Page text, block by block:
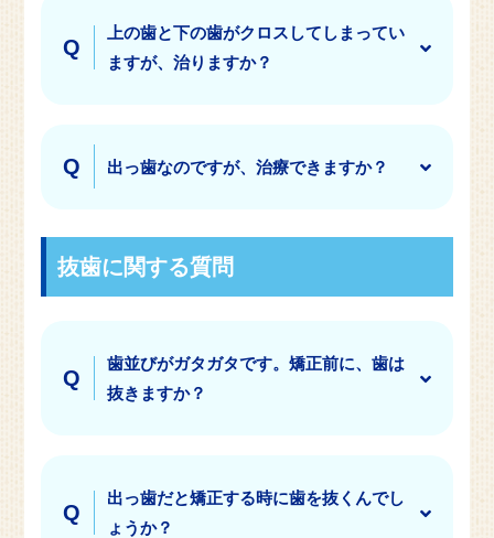
上の歯と下の歯がクロスしてしまってい
ますが、治りますか？
出っ歯なのですが、治療できますか？
抜歯に関する質問
歯並びがガタガタです。矯正前に、歯は
抜きますか？
出っ歯だと矯正する時に歯を抜くんでし
ょうか？